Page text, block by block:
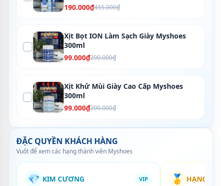
190.000₫455.000₫
Xịt Bọt ION Làm Sạch Giày Myshoes
300ml
99.000₫200.000₫
Xịt Khử Mùi Giày Cao Cấp Myshoes
300ml
99.000₫200.000₫
ĐẶC QUYỀN KHÁCH HÀNG
Vuốt để xem các hạng thành viên Myshoes
💎 KIM CƯƠNG VIP 🥇 HẠNG